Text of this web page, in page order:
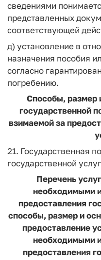
сведениями
представленных
соответствующей
д) установление в
назначения пособия
согласно
погребению.
Способы, размер
государственной
взимаемой за
21. Государственная
государственной
Перечень
необходимыми
предоставления
способы, размер и
предоставление
необходимыми
предоставления